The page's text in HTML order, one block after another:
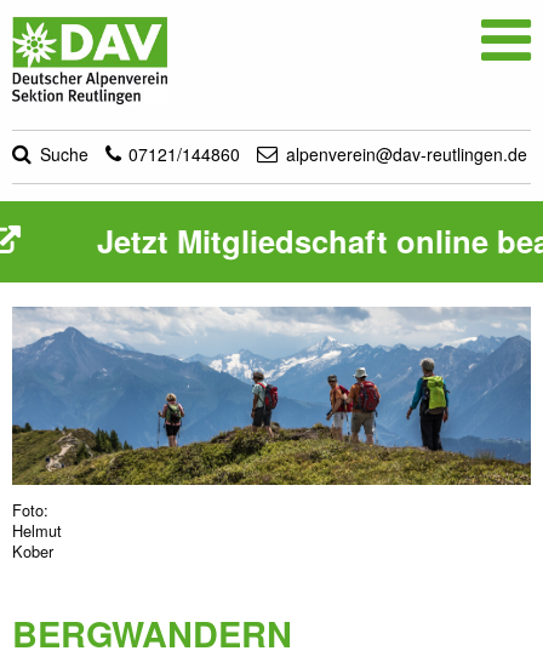

Suche 07121/144860 alpenverein@dav-reutlingen.de
Jetzt Mitgliedschaft online
Foto:
Helmut
Kober
BERGWANDERN